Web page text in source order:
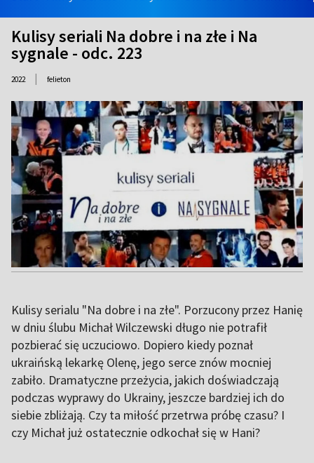
Kulisy seriali Na dobre i na złe i Na
sygnale - odc. 223
2022 | felieton
Kulisy serialu "Na dobre i na złe". Porzucony przez Hanię
w dniu ślubu Michał Wilczewski długo nie potrafił
pozbierać się uczuciowo. Dopiero kiedy poznał
ukraińską lekarkę Olenę, jego serce znów mocniej
zabiło. Dramatyczne przeżycia, jakich doświadczają
podczas wyprawy do Ukrainy, jeszcze bardziej ich do
siebie zbliżają. Czy ta miłość przetrwa próbę czasu? I
czy Michał już ostatecznie odkochał się w Hani?